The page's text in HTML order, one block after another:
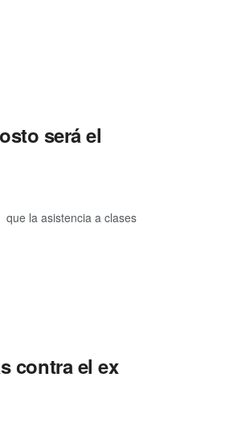
será el
que la asistencia a clases
contra el ex